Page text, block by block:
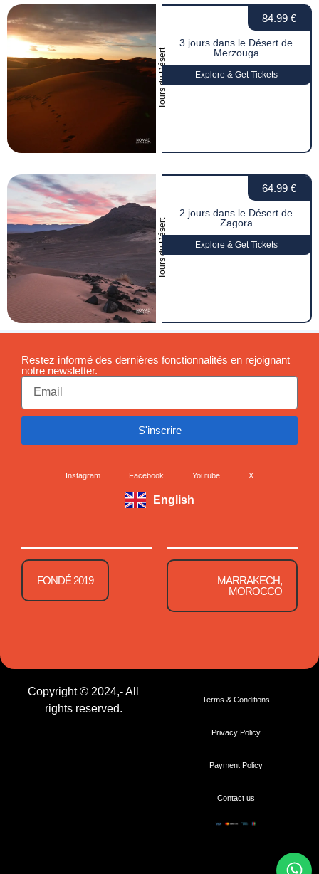
Tours du Désert
84.99 €
3 jours dans le Désert de
Merzouga
Explore & Get Tickets
Tours du Désert
64.99 €
2 jours dans le Désert de
Zagora
Explore & Get Tickets
Restez informé des dernières fonctionnalités en rejoignant
notre newsletter.
S'inscrire
Instagram Facebook Youtube X
English
FONDÉ 2019
MARRAKECH,
MOROCCO
Copyright © 2024,- All
rights reserved.
Terms & Conditions
Privacy Policy
Payment Policy
Contact us